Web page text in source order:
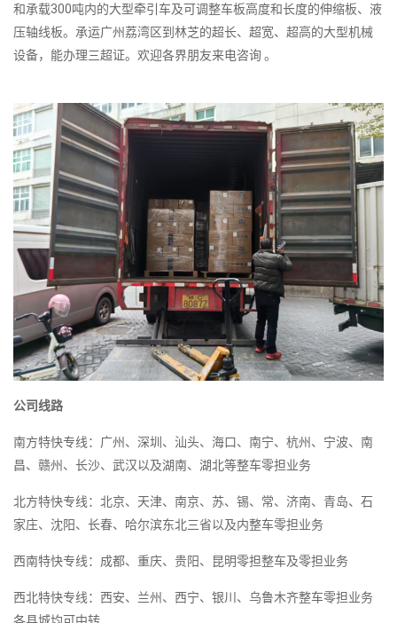
和承载300吨内的大型牵引车及可调整车板高度和长度的伸缩板、液
压轴线板。承运广州荔湾区到林芝的超长、超宽、超高的大型机械
设备，能办理三超证。欢迎各界朋友来电咨询 。
公司线路
南方特快专线：广州、深圳、汕头、海口、南宁、杭州、宁波、南
昌、赣州、长沙、武汉以及湖南、湖北等整车零担业务
北方特快专线：北京、天津、南京、苏、锡、常、济南、青岛、石
家庄、沈阳、长春、哈尔滨东北三省以及内整车零担业务
西南特快专线：成都、重庆、贵阳、昆明零担整车及零担业务
西北特快专线：西安、兰州、西宁、银川、乌鲁木齐整车零担业务